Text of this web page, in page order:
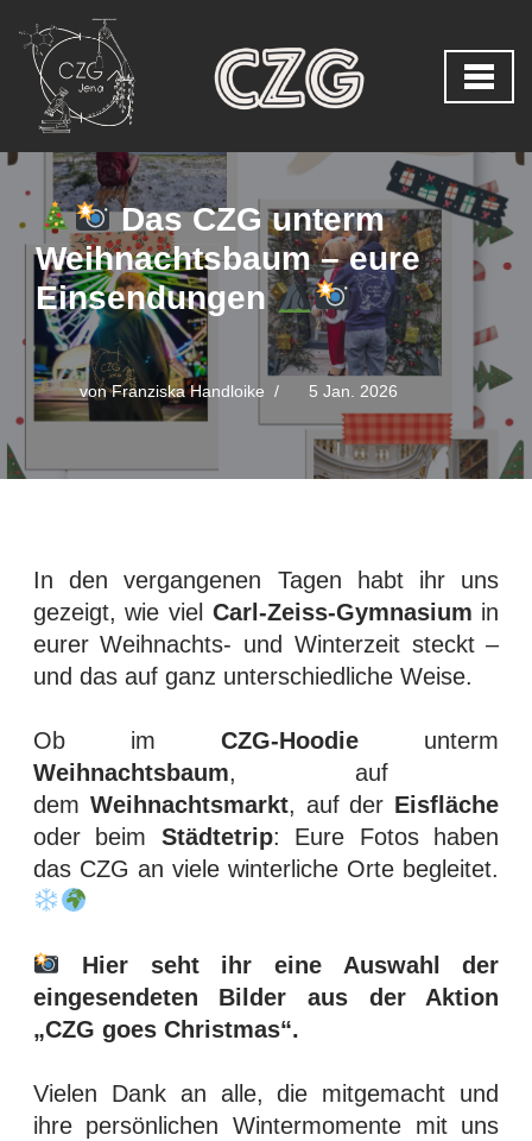
Zum
Inhalt
springen
Das CZG unterm
Weihnachtsbaum – eure
Einsendungen
vonFranziska Handloike 5 Jan. 2026
In den vergangenen Tagen habt ihr uns
gezeigt, wie viel Carl-Zeiss-Gymnasium in
eurer Weihnachts- und Winterzeit steckt –
und das auf ganz unterschiedliche Weise.
Ob imCZG-Hoodie unterm
Weihnachtsbaum, auf
dem Weihnachtsmarkt, auf der Eisfläche
oder beim Städtetrip: Eure Fotos haben
das CZG an viele winterliche Orte begleitet.
Hier seht ihr eine Auswahl der
eingesendeten Bilder aus der Aktion
„CZG goes Christmas“.
Vielen Dank an alle, die mitgemacht und
ihre persönlichen Wintermomente mit uns